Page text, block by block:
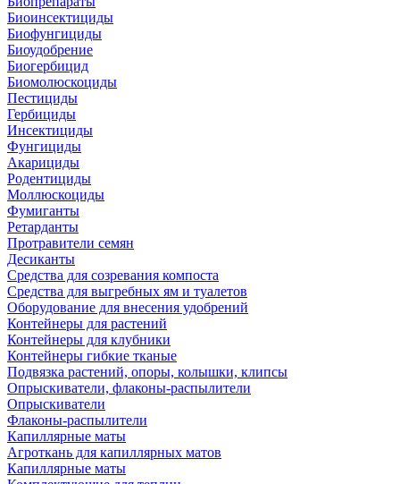
Биоинсектициды
Биофунгициды
Биоудобрение
Биогербицид
Биомолюскоциды
Пестициды
Гербициды
Инсектициды
Фунгициды
Акарициды
Родентициды
Моллюскоциды
Фумиганты
Ретарданты
Протравители семян
Десиканты
Средства для созревания компоста
Средства для выгребных ям и туалетов
Оборудование для внесения удобрений
Контейнеры для растений
Контейнеры для клубники
Контейнеры гибкие тканые
Подвязка растений, опоры, колышки, клипсы
Опрыскиватели, флаконы-распылители
Опрыскиватели
Флаконы-распылители
Капиллярные маты
Агроткань для капиллярных матов
Капиллярные маты